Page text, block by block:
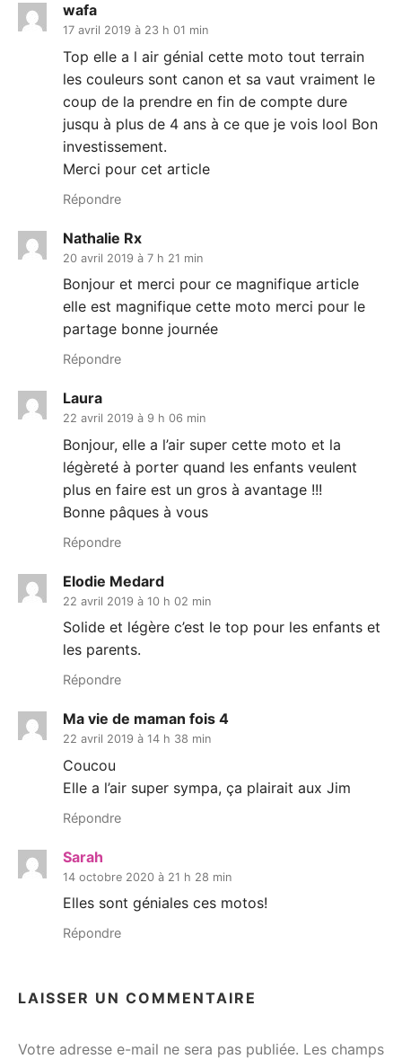
wafa
17 avril 2019 à 23 h 01 min
Top elle a l air génial cette moto tout terrain
les couleurs sont canon et sa vaut vraiment le
coup de la prendre en fin de compte dure
jusqu à plus de 4 ans à ce que je vois lool Bon
investissement.
Merci pour cet article
Répondre
Nathalie Rx
20 avril 2019 à 7 h 21 min
Bonjour et merci pour ce magnifique article
elle est magnifique cette moto merci pour le
partage bonne journée
Répondre
Laura
22 avril 2019 à 9 h 06 min
Bonjour, elle a l’air super cette moto et la
légèreté à porter quand les enfants veulent
plus en faire est un gros à avantage !!!
Bonne pâques à vous
Répondre
Elodie Medard
22 avril 2019 à 10 h 02 min
Solide et légère c’est le top pour les enfants et
les parents.
Répondre
Ma vie de maman fois 4
22 avril 2019 à 14 h 38 min
Coucou
Elle a l’air super sympa, ça plairait aux Jim
Répondre
Sarah
14 octobre 2020 à 21 h 28 min
Elles sont géniales ces motos!
Répondre
LAISSER UN COMMENTAIRE
Votre adresse e-mail ne sera pas publiée. Les champs